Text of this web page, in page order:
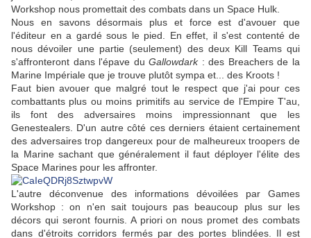
Workshop nous promettait des combats dans un Space Hulk.
Nous en savons désormais plus et force est d'avouer que
l'éditeur en a gardé sous le pied. En effet, il s'est contenté de
nous dévoiler une partie (seulement) des deux Kill Teams qui
s'affronteront dans l'épave duGallowdark: des Breachers de la
Marine Impériale que je trouve plutôt sympa et... des Kroots !
Faut bien avouer que malgré tout le respect que j'ai pour ces
combattants plus ou moins primitifs au service de l'Empire T'au,
ils font des adversaires moins impressionnant que les
Genestealers. D'un autre côté ces derniers étaient certainement
des adversaires trop dangereux pour de malheureux troopers de
la Marine sachant que généralement il faut déployer l'élite des
Space Marines pour les affronter.
L'autre déconvenue des informations dévoilées par Games
Workshop : on n'en sait toujours pas beaucoup plus sur les
décors qui seront fournis. A priori on nous promet des combats
dans d'étroits corridors fermés par des portes blindées. Il est